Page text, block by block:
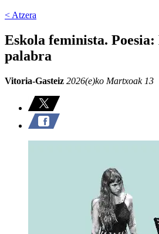
< Atzera
Eskola feminista.
palabra
Vitoria-Gasteiz 2026(e)ko Martxoak 13